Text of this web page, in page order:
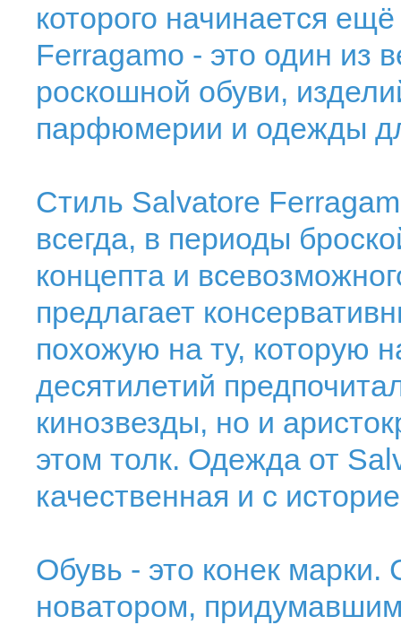
которого начинается
Ferragamo - это один из
роскошной обуви,
парфюмерии и одежды
Стиль Salvatore
всегда, в периоды
концепта и
предлагает
похожую на ту, которую
десятилетий
кинозвезды, но и
этом толк. Одежда от
качественная и с
Обувь - это конек
новатором,